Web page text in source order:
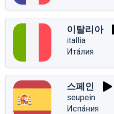
이탈리아
itallia
Ита́лия
스페인
seupein
Испа́ния